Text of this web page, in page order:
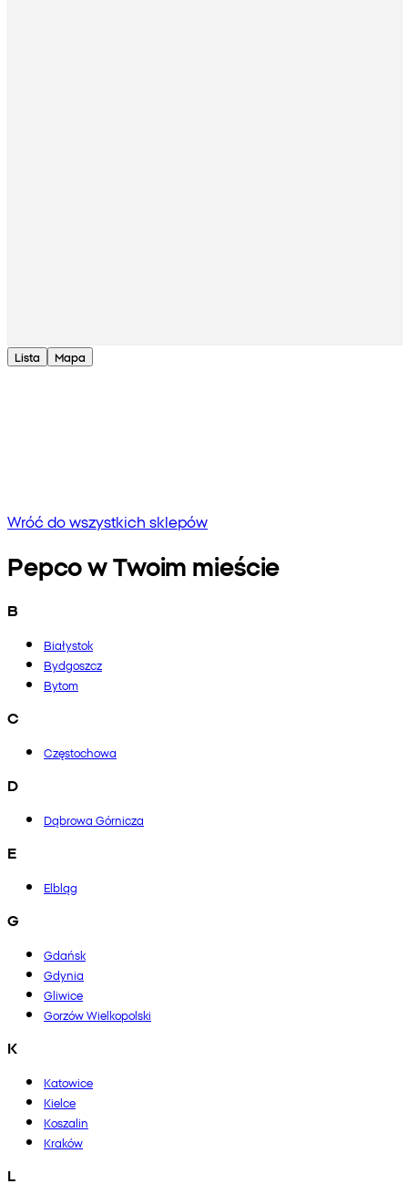
Lista Mapa
Wróć do wszystkich sklepów
Pepco w Twoim mieście
B
Białystok
Bydgoszcz
Bytom
C
Częstochowa
D
Dąbrowa Górnicza
E
Elbląg
G
Gdańsk
Gdynia
Gliwice
Gorzów Wielkopolski
K
Katowice
Kielce
Koszalin
Kraków
L